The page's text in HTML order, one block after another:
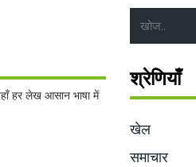
हर लेख आसान भाषा में
श्रेणियाँ
खेल
समाचार